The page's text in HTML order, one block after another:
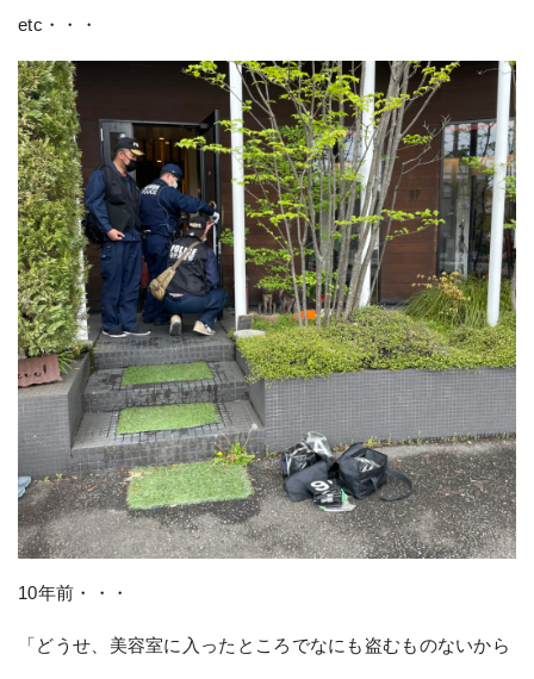
etc・・・
10年前・・・
「どうせ、美容室に入ったところでなにも盗むものないから